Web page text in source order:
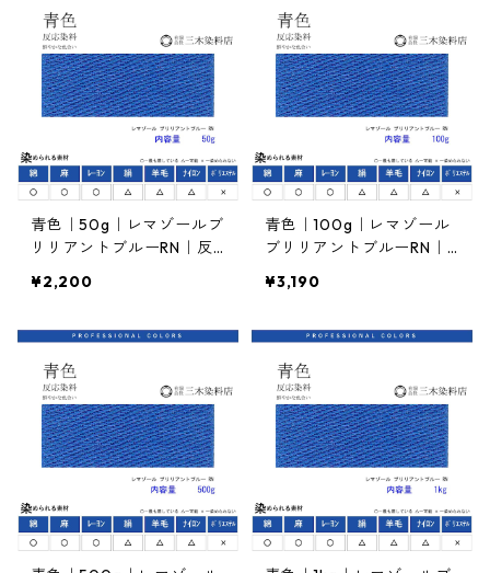
青色｜50g｜レマゾールブ
リリアントブルーRN｜反
¥2,200
青色｜100g｜レマゾール
ブリリアントブルーRN｜
¥3,190